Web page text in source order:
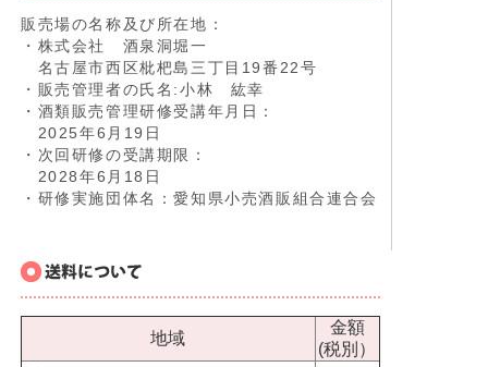
販売場の名称及び所在地：
・株式会社 酒泉洞堀一
名古屋市西区枇杷島三丁目19番22号
・販売管理者の氏名:小林 紘幸
・酒類販売管理研修受講年月日：
2025年6月19日
・次回研修の受講期限：
2028年6月18日
・研修実施団体名：愛知県小売酒販組合連合会
地域
金額
(税別）